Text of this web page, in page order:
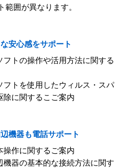
囲が異なります。
安心感をサポート
フトの操作や活用方法に関する
フトを使用したウィルス・スパ
除に関するこご案内
機器も電話サポート
操作に関するご案内
機器の基本的な接続方法に関す